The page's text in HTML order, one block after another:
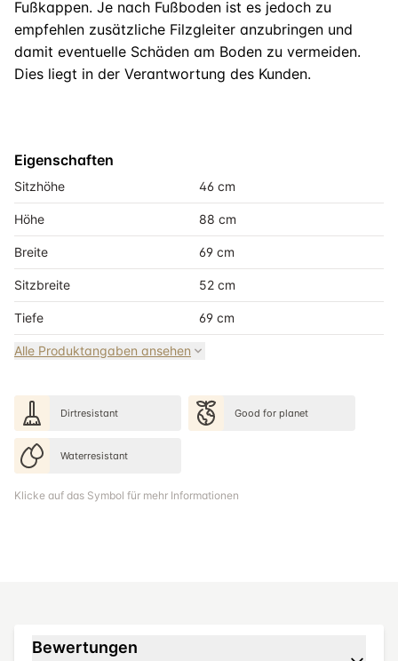
Fußkappen. Je nach Fußboden ist es jedoch zu
empfehlen zusätzliche Filzgleiter anzubringen und
damit eventuelle Schäden am Boden zu vermeiden.
Dies liegt in der Verantwortung des Kunden.
Eigenschaften
Sitzhöhe 46 cm
Höhe 88 cm
Breite 69 cm
Sitzbreite 52 cm
Tiefe 69 cm
Alle Produktangaben ansehen
Dirtresistant Good for planet
Waterresistant
Klicke auf das Symbol für mehr Informationen
Bewertungen